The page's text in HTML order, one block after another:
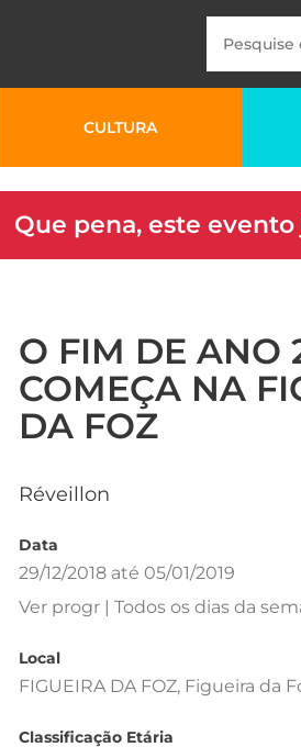
CULTURA
Que pena, este
O FIM DE ANO
COMEÇA NA
DA FOZ
Réveillon
Data
29/12/2018 até 05/01/2019
Ver progr | Todos os dias da
Local
FIGUEIRA DA FOZ, Figueira da
Classificação Etária